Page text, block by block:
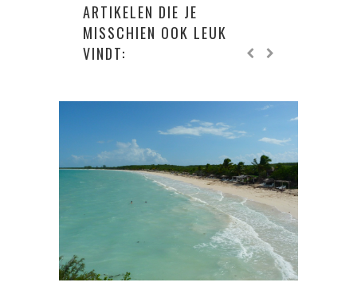
ARTIKELEN DIE JE
MISSCHIEN OOK LEUK
VINDT: